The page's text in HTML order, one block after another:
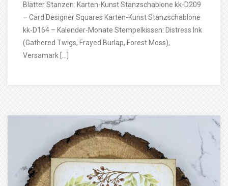
Blätter Stanzen: Karten-Kunst Stanzschablone kk-D209
– Card Designer Squares Karten-Kunst Stanzschablone
kk-D164 – Kalender-Monate Stempelkissen: Distress Ink
(Gathered Twigs, Frayed Burlap, Forest Moss),
Versamark […]